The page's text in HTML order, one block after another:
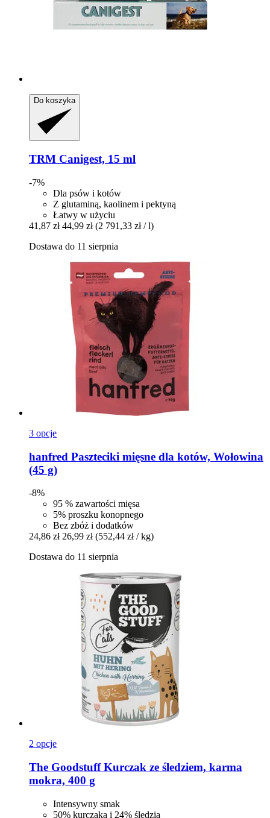
Do koszyka
TRM Canigest, 15 ml
-7%
Dla psów i kotów
Z glutaminą, kaolinem i pektyną
Łatwy w użyciu
41,87 zł 44,99 zł (2 791,33 zł / l)
Dostawa do 11 sierpnia
3 opcje
hanfred Paszteciki mięsne dla kotów, Wołowina
(45 g)
-8%
95 % zawartości mięsa
5% proszku konopnego
Bez zbóż i dodatków
24,86 zł 26,99 zł (552,44 zł / kg)
Dostawa do 11 sierpnia
2 opcje
The GoodstuffKurczak ze śledziem, karma
mokra, 400 g
Intensywny smak
50% kurczaka i 24% śledzia